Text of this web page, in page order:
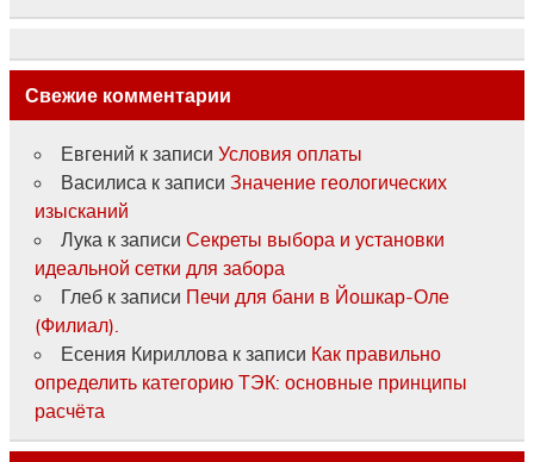
Свежие комментарии
Евгений к записи Условия оплаты
Василиса к записи Значение геологических
изысканий
Лука к записи Секреты выбора и установки
идеальной сетки для забора
Глебк записи Печи для бани в Йошкар-Оле
(Филиал).
Есения Кириллова к записи Как правильно
определить категорию ТЭК: основные принципы
расчёта